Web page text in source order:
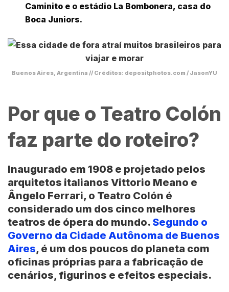
Caminito e o estádio La Bombonera, casa do
Boca Juniors.
Buenos Aires, Argentina // Créditos: depositphotos.com / JasonYU
Por que o Teatro Colón
faz parte do roteiro?
Inaugurado em 1908 e projetado pelos
arquitetos italianos Vittorio Meano e
Ângelo Ferrari, o Teatro Colón é
considerado um dos cinco melhores
teatros de ópera do mundo. Segundo o
Governo da Cidade Autônoma de Buenos
Aires, é um dos poucos do planeta com
oficinas próprias para a fabricação de
cenários, figurinos e efeitos especiais.